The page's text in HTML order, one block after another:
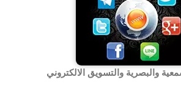
والبصریة والتسویق الالکتروني